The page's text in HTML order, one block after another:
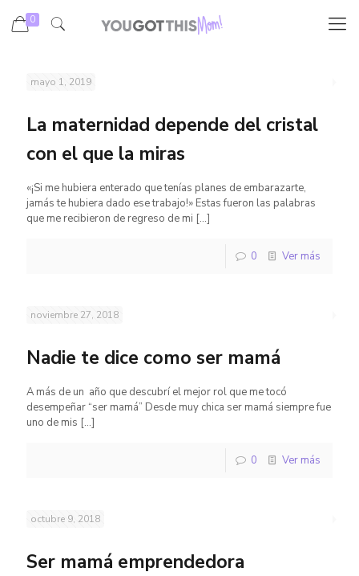
0
mayo 1, 2019
La maternidad depende del cristal
con el que la miras
«¡Si me hubiera enterado que tenías planes de embarazarte,
jamás te hubiera dado ese trabajo!» Estas fueron las palabras
que me recibieron de regreso de mi […]
0 Ver más
noviembre 27, 2018
Nadie te dice como ser mamá
A más de un año que descubrí el mejor rol que me tocó
desempeñar “ser mamá” Desde muy chica ser mamá siempre fue
uno de mis […]
0 Ver más
octubre 9, 2018
Ser mamá emprendedora